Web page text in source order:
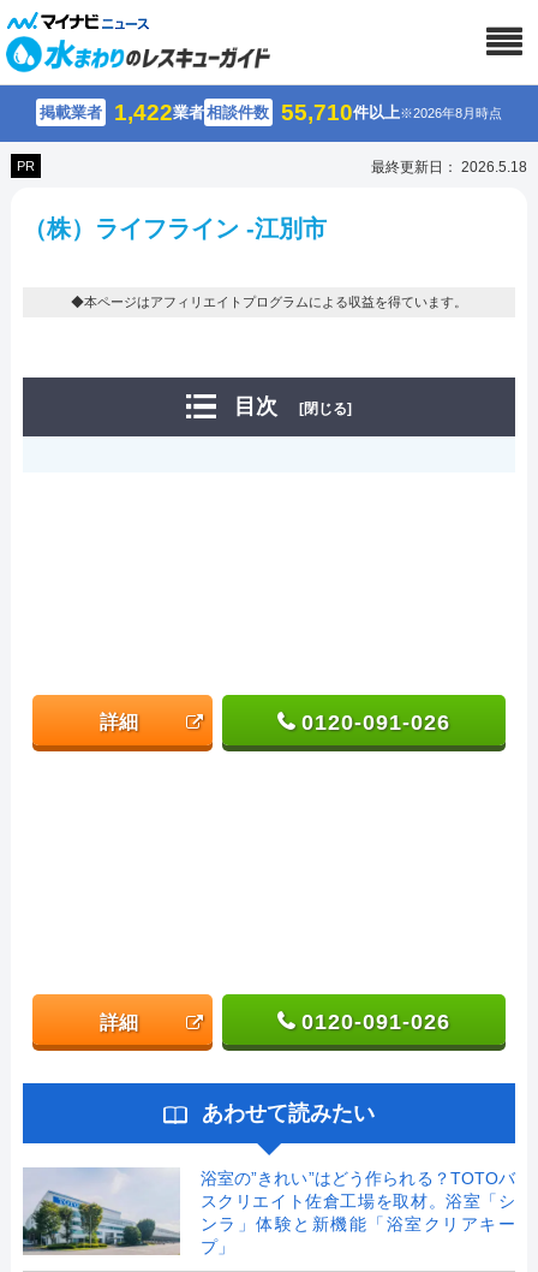
掲載業者 1,422業者相談件数 55,710件以上※2026年8月時点
PR 最終更新日： 2026.5.18
（株）ライフライン -江別市
◆本ページはアフィリエイトプログラムによる収益を得ています。
目次 [閉じる]
詳細 0120-091-026
詳細 0120-091-026
あわせて読みたい
浴室の”きれい”はどう作られる？TOTOバ
スクリエイト佐倉工場を取材。浴室「シ
ンラ」体験と新機能「浴室クリアキー
プ」